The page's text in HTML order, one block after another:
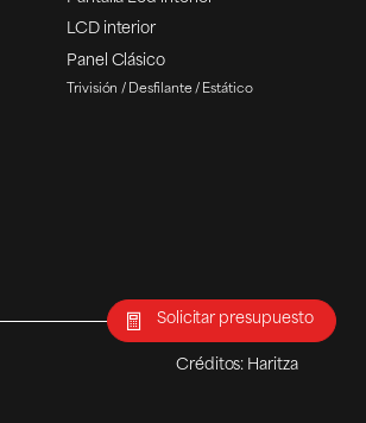
Solicitar presupuesto
LCD interior
Panel Clásico
Trivisión Desfilante Estático
Créditos: Haritza